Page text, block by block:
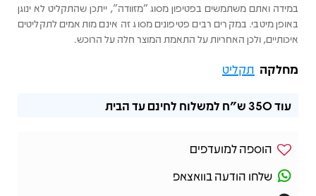
במידה ואתם משתמשים בפטיפון מסוג "מזוודה", ייתכן שהתקליט לא ינוגן
באופן מיטבי. במקרים רבים פטיפונים מסוג זה אינם מותאמים לתקליטים
איכותיים, ולכן האחריות על התאמת המוצר חלה על הרוכש.
מחלקה תקליט
עוד350 ש"ח למשלוח לחינם עד הבית
הוספה למועדפים
שלחו הודעה בוואצאפ